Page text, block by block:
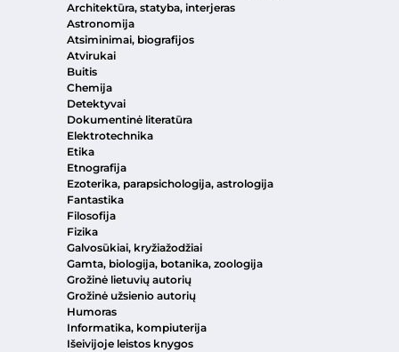
Architektūra, statyba, interjeras
Astronomija
Atsiminimai, biografijos
Atvirukai
Buitis
Chemija
Detektyvai
Dokumentinė literatūra
Elektrotechnika
Etika
Etnografija
Ezoterika, parapsichologija, astrologija
Fantastika
Filosofija
Fizika
Galvosūkiai, kryžiažodžiai
Gamta, biologija, botanika, zoologija
Grožinė lietuvių autorių
Grožinė užsienio autorių
Humoras
Informatika, kompiuterija
Išeivijoje leistos knygos